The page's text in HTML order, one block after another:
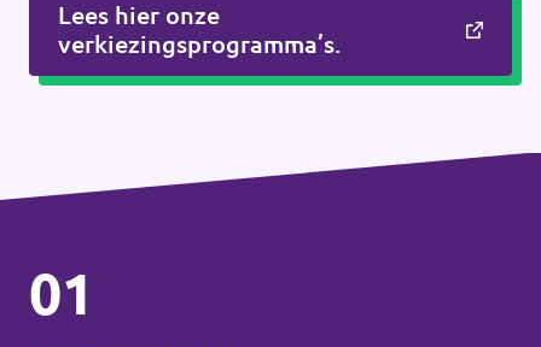
Lees hier onze
verkiezingsprogramma’s.
01